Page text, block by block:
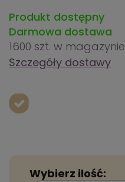
Produkt dostępny
Darmowa dostawa
1600 szt. w magazynie
Szczegóły dostawy
Wybierz ilość: